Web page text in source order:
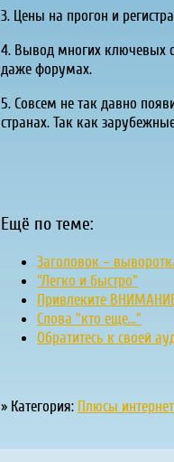
3. Цены на прогон и
4. Вывод многих ключевых
даже форумах.
5. Совсем не так давно
странах. Так как
Ещё по теме:
Заголовок –
"Легко и быстро"
Привлеките
Слова "кто еще..."
Обратитесь к своей
» Категория: Плюсы